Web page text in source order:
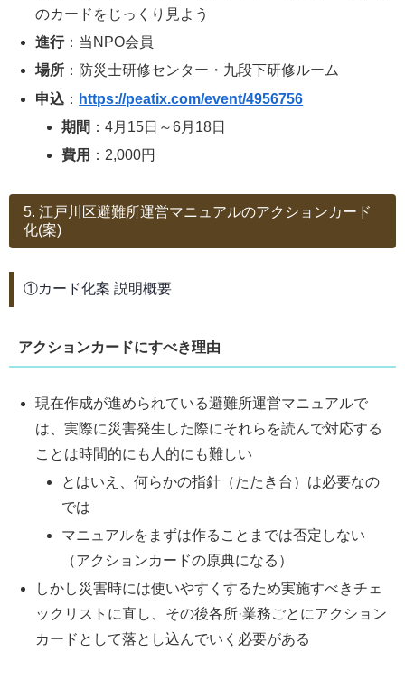
のカードをじっくり見よう
進行：当NPO会員
場所 ：防災士研修センター・九段下研修ルーム
申込 ： https://peatix.com/event/4956756
期間 ：4月15日～6月18日
費用 ：2,000円
5. 江戸川区避難所運営マニュアルのアクションカード
化(案)
①カード化案 説明概要
アクションカードにすべき理由
現在作成が進められている避難所運営マニュアルで
は、実際に災害発生した際にそれらを読んで対応する
ことは時間的にも人的にも難しい
とはいえ、何らかの指針（たたき台）は必要なの
では
マニュアルをまずは作ることまでは否定しない
（アクションカードの原典になる）
しかし災害時には使いやすくするため実施すべきチェ
ックリストに直し、その後各所·業務ごとにアクション
カードとして落とし込んでいく必要がある